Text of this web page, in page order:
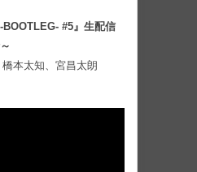
#5』生配信
本太知、宮昌太朗